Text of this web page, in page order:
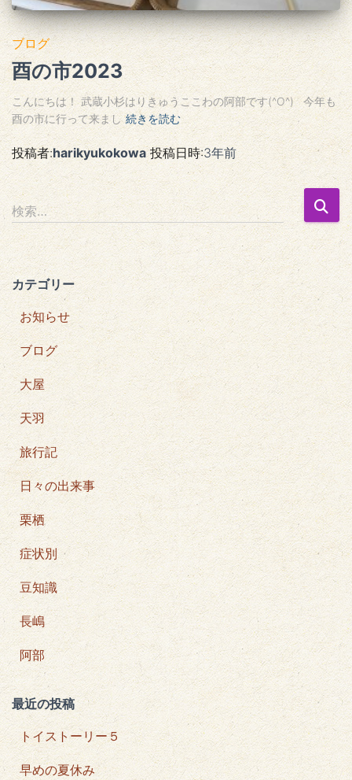
ブログ
酉の市2023
こんにちは！ 武蔵小杉はりきゅうここわの阿部です(^O^) 今年も
酉の市に行って来まし 続きを読む
投稿者:harikyukokowa投稿日時:3年前
検
索
:
検索…
カテゴリー
お知らせ
ブログ
大屋
天羽
旅行記
日々の出来事
栗栖
症状別
豆知識
長嶋
阿部
最近の投稿
トイストーリー５
早めの夏休み